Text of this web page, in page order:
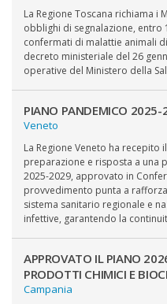
La Regione Toscana richiama i
obblighi di segnalazione, entro
confermati di malattie animali
decreto ministeriale del 26
operative del Ministero della
PIANO PANDEMICO 2025-
Veneto
La Regione Veneto ha
preparazione e risposta a una
2025-2029, approvato in
provvedimento punta a
sistema sanitario regionale e
infettive, garantendo la
APPROVATO IL PIANO
PRODOTTI CHIMICI E
Campania